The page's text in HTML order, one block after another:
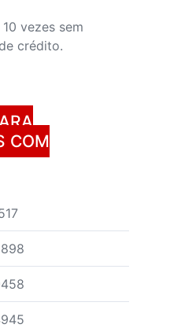
vezes sem
crédito.
COM